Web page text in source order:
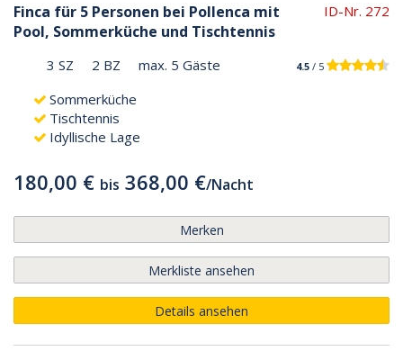
Finca für 5 Personen bei Pollenca mit
Pool, Sommerküche und Tischtennis
ID-Nr. 272
3 SZ 2 BZ max. 5 Gäste 4.5 / 5
Sommerküche
Tischtennis
Idyllische Lage
180,00 € bis 368,00 €/Nacht
Merken
Merkliste ansehen
Details ansehen